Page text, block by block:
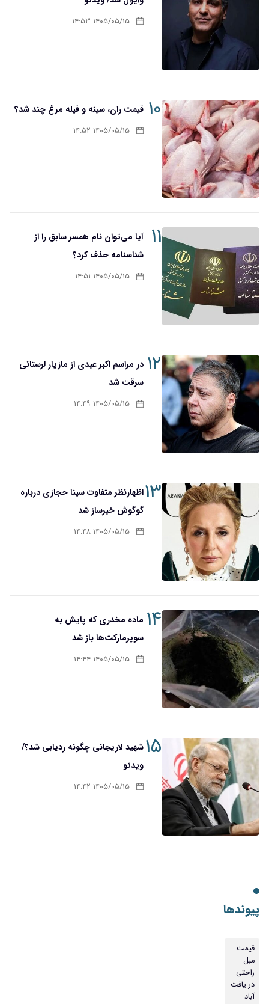
۱۴۰۵/۰۵/۱۵ ۱۴:۵۳
۱۰ قیمت ران، سینه و فیله مرغ چند شد؟
۱۴۰۵/۰۵/۱۵ ۱۴:۵۲
۱۱
آیا می‌توان نام همسر سابق را از
شناسنامه حذف کرد؟
۱۴۰۵/۰۵/۱۵ ۱۴:۵۱
۱۲ در مراسم اکبر عبدی از مازیار لرستانی
سرقت شد
۱۴۰۵/۰۵/۱۵ ۱۴:۴۹
۱۳اظهارنظر متفاوت سینا حجازی درباره
گوگوش خبرساز شد
۱۴۰۵/۰۵/۱۵ ۱۴:۴۸
۱۴ ماده مخدری که پایش به
سوپرمارکت‌ها باز شد
۱۴۰۵/۰۵/۱۵ ۱۴:۴۴
۱۵شهید لاریجانی چگونه ردیابی شد؟/
ویدئو
۱۴۰۵/۰۵/۱۵ ۱۴:۴۲
پیوندها
قیمت
مبل
راحتی
در یافت
آباد